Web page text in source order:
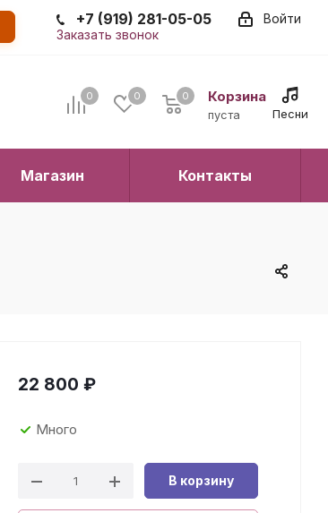
Войти
+7 (919) 281-05-05
Заказать звонок
0 0 Корзина
0
пуста
0
Песни
Магазин Контакты
22 800 ₽
Много
В корзину